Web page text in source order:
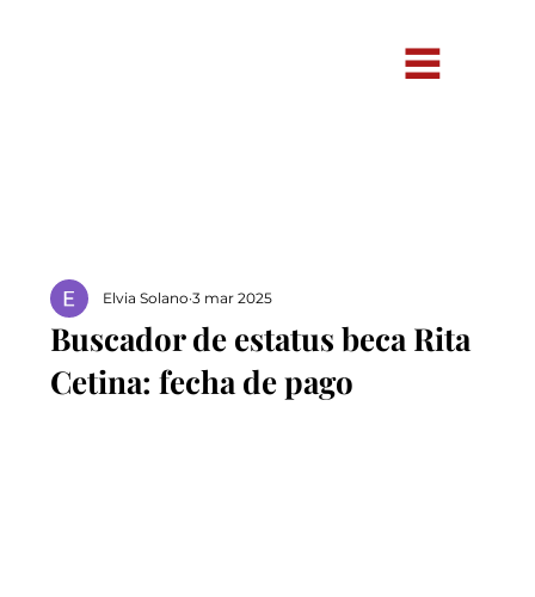
Buscador de estatus beca Rita
Cetina: fecha de pago
Elvia Solano 3 mar 2025